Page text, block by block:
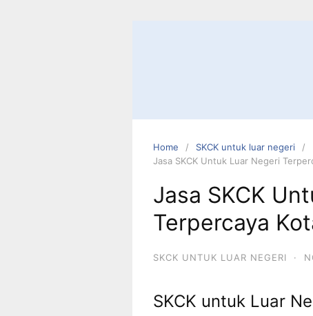
Home
SKCK untuk luar negeri
Jasa SKCK Untuk Luar Negeri
Jasa SKCK
Terpercaya
SKCK UNTUK LUAR NEGERI ·
SKCK untuk Luar